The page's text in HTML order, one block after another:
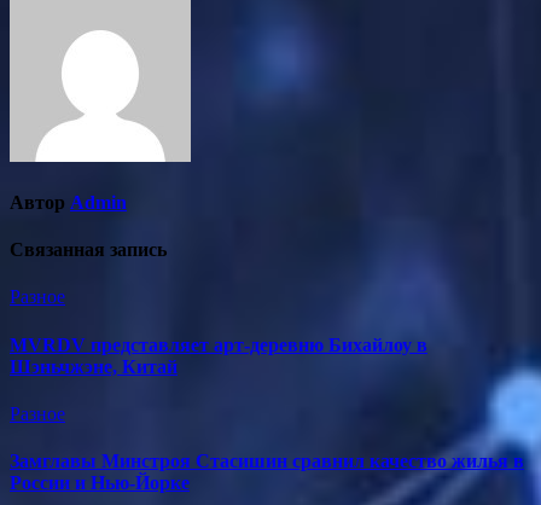
Автор Admin
Связанная запись
Разное
MVRDV представляет арт-деревню Бихайлоу в
Шэньчжэне, Китай
Разное
Замглавы Минстроя Стасишин сравнил качество жилья в
России и Нью-Йорке